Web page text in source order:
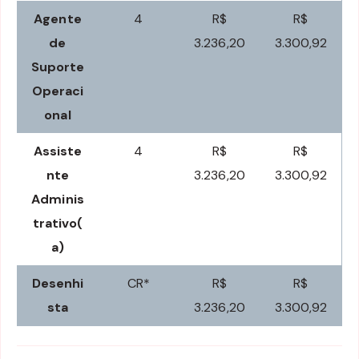
Agente
de
Suporte
Operaci
onal
4
R$
3.236,20
R$
3.300,92
Assiste
nte
Adminis
trativo(
a)
4
R$
3.236,20
R$
3.300,92
Desenhi
sta
CR*
R$
3.236,20
R$
3.300,92